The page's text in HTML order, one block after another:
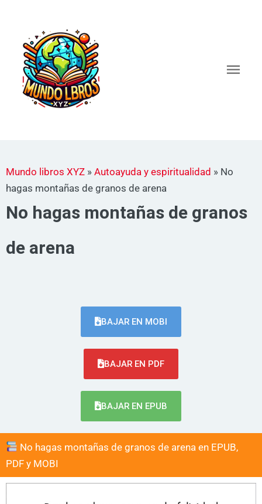
contenido
Mundo libros XYZ » Autoayuda y espiritualidad » No
hagas montañas de granos de arena
No hagas montañas de granos
de arena
BAJAR EN MOBI
BAJAR EN PDF
BAJAR EN EPUB
No hagas montañas de granos de arena en EPUB,
PDF y MOBI